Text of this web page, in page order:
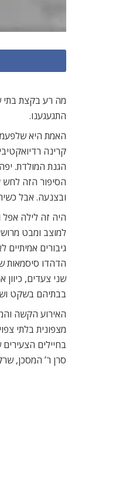
מה רע בקצת בתי
התגעגענו.
האמת היא
קרינה
הגנת המולדת.
הסיפור הזה לחש
ובצנעה. אבל
למוצב ומבט
גיבורים
הדהדו סיסמאות
בבתיהם בשקט
האירוע הקשה
מצפונית בלתי
בחיילים
סרן ר’ המסכן,